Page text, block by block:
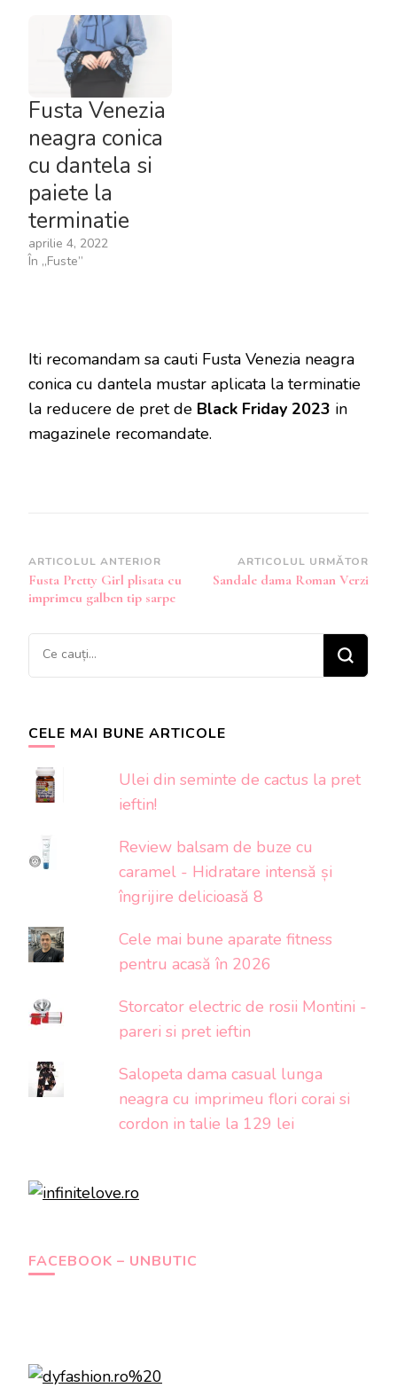
Fusta Venezia
neagra conica
cu dantela si
paiete la
terminatie
aprilie 4, 2022
În „Fuste”
Iti recomandam sa cauti Fusta Venezia neagra
conica cu dantela mustar aplicata la terminatie
la reducere de pret de Black Friday 2023 in
magazinele recomandate.
Navigare
în
articole
ARTICOLUL ANTERIOR
Fusta Pretty Girl plisata cu
imprimeu galben tip sarpe
ARTICOLUL URMĂTOR
Sandale dama Roman Verzi
Cauți
ceva?
CELE MAI BUNE ARTICOLE
Ulei din seminte de cactus la pret
ieftin!
Review balsam de buze cu
caramel - Hidratare intensă și
îngrijire delicioasă 8
Cele mai bune aparate fitness
pentru acasă în 2026
Storcator electric de rosii Montini -
pareri si pret ieftin
Salopeta dama casual lunga
neagra cu imprimeu flori corai si
cordon in talie la 129 lei
FACEBOOK – UNBUTIC